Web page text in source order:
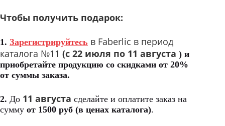
Чтобы получить подарок:
1. Зарегистрируйтесь в Faberlic в период
каталога №11 (с 22 июля по 11 августа ) и
приобретайте продукцию со скидками от 20%
от суммы заказа.
2. До 11 августа сделайте и оплатите заказ на
сумму от 1500 руб (в ценах каталога).